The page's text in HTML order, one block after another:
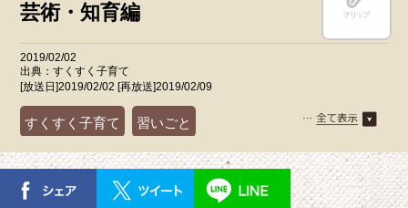
芸術・知育編
クリップ
2019/02/02
出典：すくすく子育て
[放送日]2019/02/02 [再放送]2019/02/09
すくすく子育て 習いごと